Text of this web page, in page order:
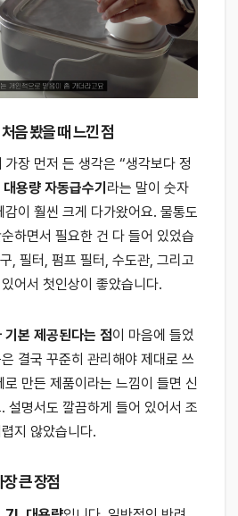
음 봤을 때 느낀 점
장 먼저 든 생각은 “생각보다 정
용량 자동급수기 라는 말이 숫자
이 훨씬 크게 다가왔어요. 물통도
하면서 필요한 건 다 들어 있었습
, 필터, 펌프 필터, 수도관, 그리고
어서 첫인상이 좋았습니다.
기본 제공된다는 점이 마음에 들었
결국 꾸준히 관리해야 제대로 쓰
만든 제품이라는 느낌이 들면 신
설명서도 깔끔하게 들어 있어서 조
지 않았습니다.
큰 장점